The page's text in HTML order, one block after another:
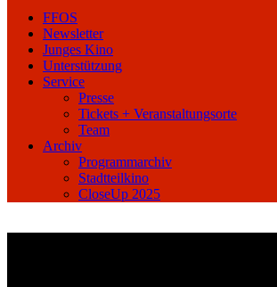
FFOS
Newsletter
Junges Kino
Unterstützung
Service
Presse
Tickets + Veranstaltungsorte
Team
Archiv
Programmarchiv
Stadtteilkino
CloseUp 2025